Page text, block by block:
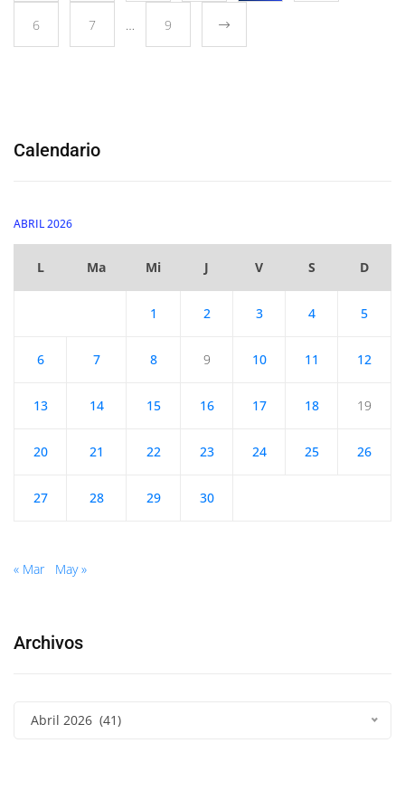
6 7 … 9
Calendario
ABRIL 2026
L Ma Mi J V S D
1 2 3 4 5
6 7 8 9 10 11 12
13 14 15 16 17 18 19
20 21 22 23 24 25 26
27 28 29 30
« Mar May »
Archivos
Abril 2026 (41)